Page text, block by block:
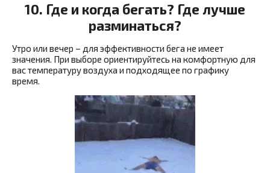
10. Где и когда бегать? Где лучше
разминаться?
Утро или вечер – для эффективности бега не имеет
значения. При выборе ориентируйтесь на комфортную для
вас температуру воздуха и подходящее по графику
время.